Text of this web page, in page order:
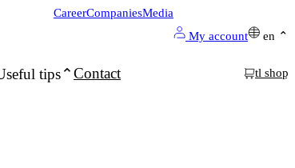
tips Contact
CareerCompaniesMedia
My account
en
tl shop